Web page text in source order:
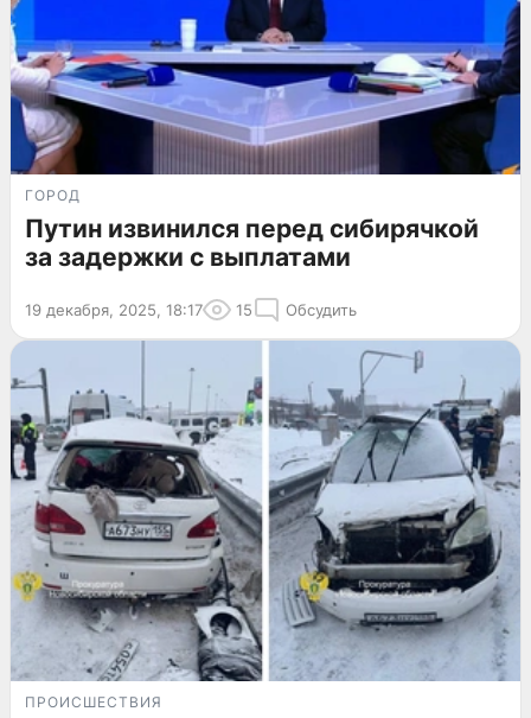
ГОРОД
Путин извинился перед сибирячкой
за задержки с выплатами
19 декабря, 2025, 18:17 15 Обсудить
ПРОИСШЕСТВИЯ